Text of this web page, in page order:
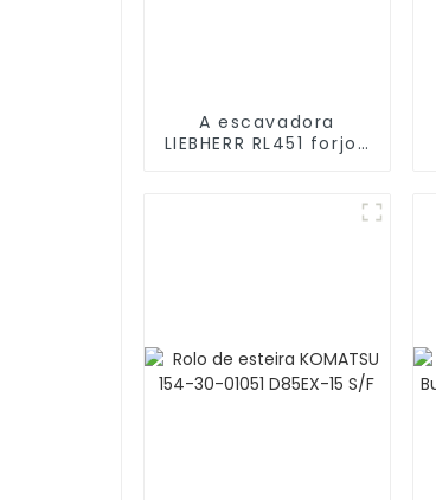
A escavadora
LIEBHERR RL451 forjou